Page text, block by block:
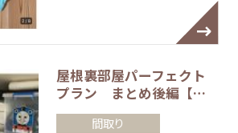
屋根裏部屋パーフェクト
プラン まとめ後編【…
間取り